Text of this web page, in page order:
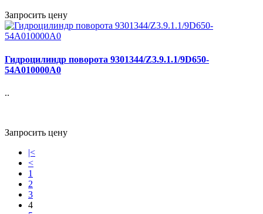
Запросить цену
Гидроцилиндр поворота 9301344/Z3.9.1.1/9D650-
54A010000A0
..
Запросить цену
|<
<
1
2
3
4